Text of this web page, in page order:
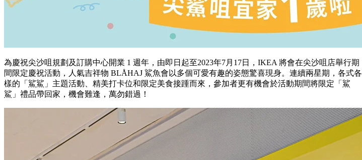
為慶祝尖沙咀規劃及訂購中心開業 1 週年，由即日起至2023年7月17日，IKEA 將會在尖沙咀店舉行期
間限定慶祝活動，人氣吉祥物 BLÅHAJ 鯊魚會以多個可愛有趣的姿態驚喜現身。連續兩星期，各式各
樣的「鯊鯊」主題活動、精美打卡位和限定美食接踵而來，參加者更有機會於活動期間將限定「鯊
鯊」禮品帶回家，機會難逢，萬勿錯過！